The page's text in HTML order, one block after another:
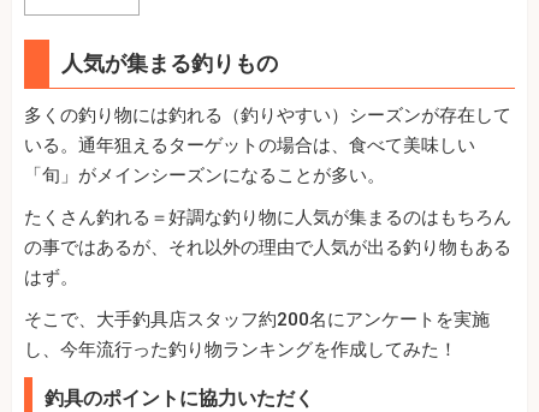
人気が集まる釣りもの
多くの釣り物には釣れる（釣りやすい）シーズンが存在して
いる。通年狙えるターゲットの場合は、食べて美味しい
「旬」がメインシーズンになることが多い。
たくさん釣れる＝好調な釣り物に人気が集まるのはもちろん
の事ではあるが、それ以外の理由で人気が出る釣り物もある
はず。
そこで、大手釣具店スタッフ約200名にアンケートを実施
し、今年流行った釣り物ランキングを作成してみた！
釣具のポイントに協力いただく